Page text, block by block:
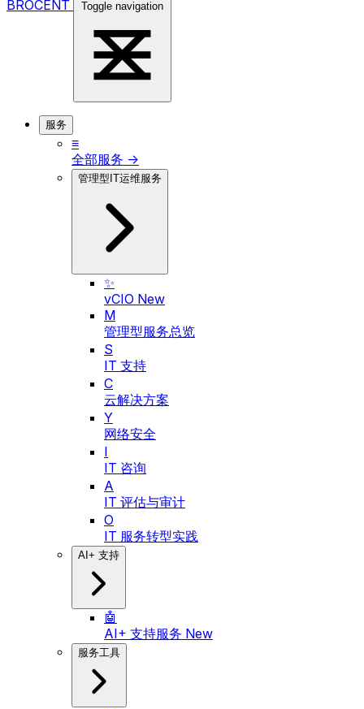
BROCENT Toggle navigation
服务
≡
全部服务 →
管理型IT运维服务
✨
vCIO New
M
管理型服务总览
S
IT 支持
C
云解决方案
Y
网络安全
I
IT 咨询
A
IT 评估与审计
O
IT 服务转型实践
AI+ 支持
🤖
AI+ 支持服务 New
服务工具